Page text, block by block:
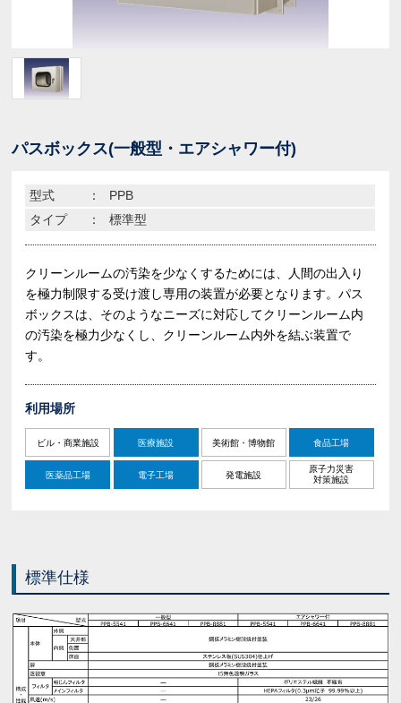
パスボックス(一般型・エアシャワー付)
型式 ：
PPB
タイプ
： 標準型
クリーンルームの汚染を少なくするためには、人間の出入り
を極力制限する受け渡し専用の装置が必要となります。パス
ボックスは、そのようなニーズに対応してクリーンルーム内
の汚染を極力少なくし、クリーンルーム内外を結ぶ装置で
す。
利用場所
ビル・商業施設 医療施設 美術館・博物館 食品工場
医薬品工場 電子工場 発電施設
原子力災害
対策施設
標準仕様